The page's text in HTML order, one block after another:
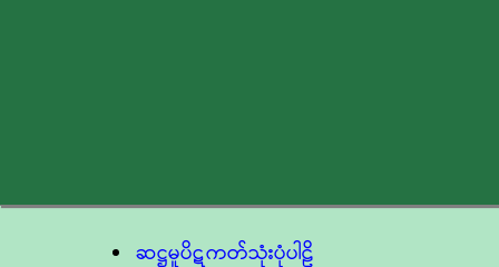
ဆဋ္ဌမူပိဋကတ်သုံးပုံပါဠိ